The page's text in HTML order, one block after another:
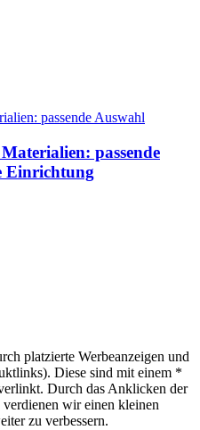
passende
Einrichtung
platzierte Werbeanzeigen und
Diese sind mit einem *
Durch das Anklicken der
wir einen kleinen
zu verbessern.